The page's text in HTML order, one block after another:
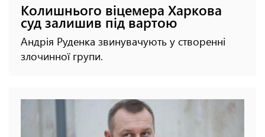
Колишнього віцемера Харкова
суд залишив під вартою
Андрія Руденка звинувачують у створенні
злочинної групи.